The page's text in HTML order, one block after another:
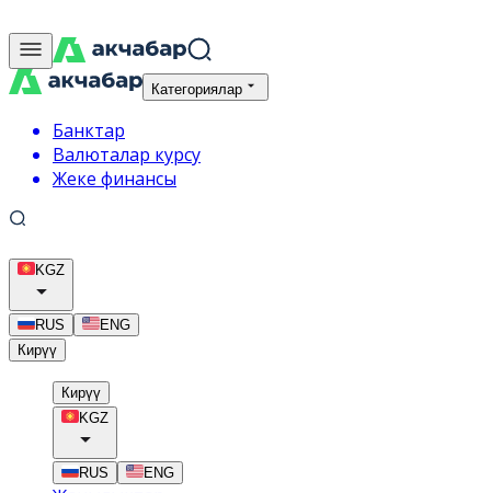
Категориялар
Банктар
Валюталар курсу
Жеке финансы
KGZ
RUS
ENG
Кирүү
Кирүү
KGZ
RUS ENG